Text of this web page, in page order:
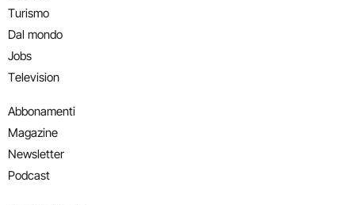
Turismo
Dal mondo
Jobs
Television
Abbonamenti
Magazine
Newsletter
Podcast